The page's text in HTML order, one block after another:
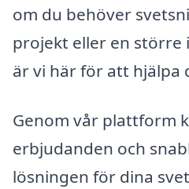
om du behöver
projekt eller en
är vi här för att hjälpa
Genom vår plattform
erbjudanden och
lösningen för dina